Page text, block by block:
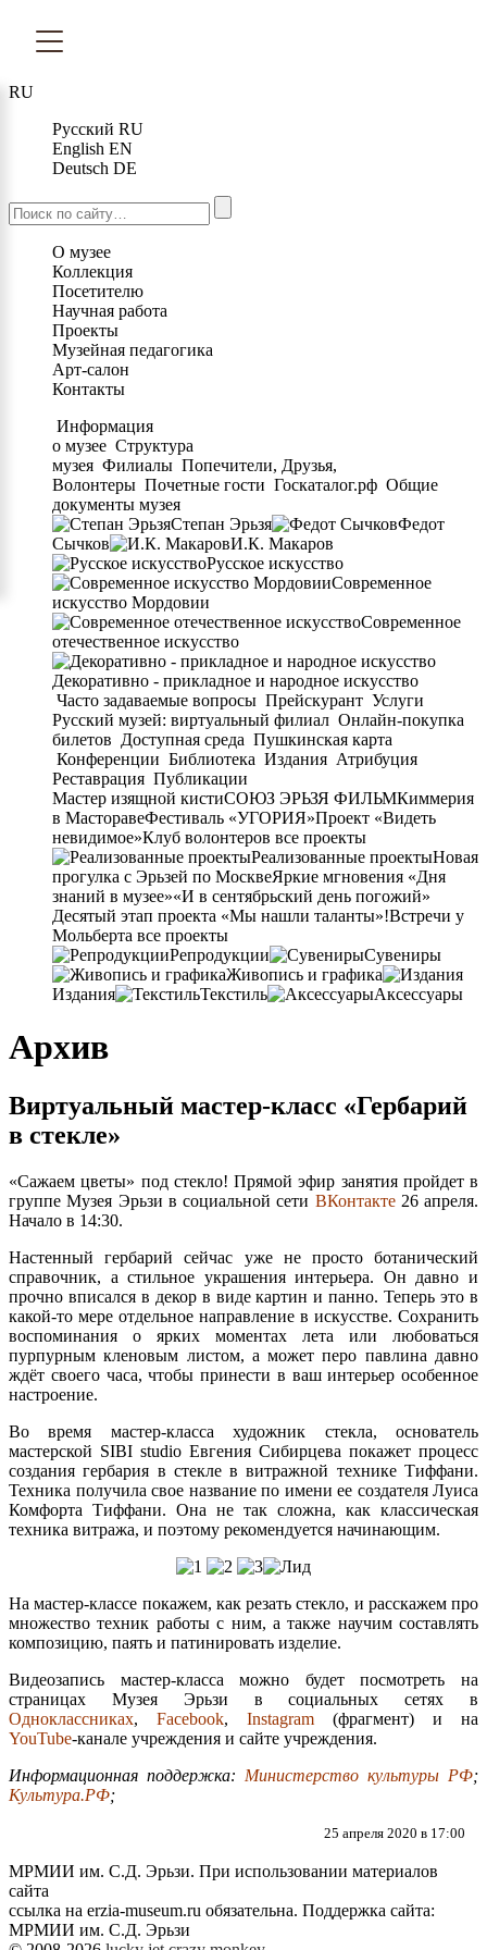
RU
Русский RU
English EN
Deutsch DE
О музее
Коллекция
Посетителю
Научная работа
Проекты
Музейная педагогика
Арт-салон
Контакты
Информация
о музее Структура
музея Филиалы Попечители, Друзья,
Волонтеры Почетные гости Госкаталог.рф Общие
документы музея
Степан Эрьзя
Федот
Сычков
И.К. Макаров
Русское искусство
Современное
искусство Мордовии
Современное
отечественное искусство
Декоративно - прикладное и народное искусство
Часто задаваемые вопросы Прейскурант Услуги
Русский музей: виртуальный филиал Онлайн-покупка
билетов Доступная среда Пушкинская карта
Конференции Библиотека Издания Атрибуция
Реставрация Публикации
Мастер изящной кистиСОЮЗ ЭРЬЗЯ ФИЛЬМКиммерия
в МасторавеФестиваль «УГОРИЯ»Проект «Видеть
невидимое»Клуб волонтеров все проекты
Реализованные проектыНовая
прогулка с Эрьзей по МосквеЯркие мгновения «Дня
знаний в музее»«И в сентябрьский день погожий»
Десятый этап проекта «Мы нашли таланты»!Встречи у
Мольберта все проекты
Репродукции
Сувениры
Живопись и графика
Издания
Текстиль Аксессуары
Архив
Виртуальный мастер-класс «Гербарий
в стекле»
«Сажаем цветы» под стекло! Прямой эфир занятия пройдет в
группе Музея Эрьзи в социальной сети ВКонтакте26 апреля.
Начало в 14:30.
Настенный гербарий сейчас уже не просто ботанический
справочник, а стильное украшения интерьера. Он давно и
прочно вписался в декор в виде картин и панно. Теперь это в
какой-то мере отдельное направление в искусстве. Сохранить
воспоминания о ярких моментах лета или любоваться
пурпурным кленовым листом, а может перо павлина давно
ждёт своего часа, чтобы принести в ваш интерьер особенное
настроение.
Во время мастер-класса художник стекла, основатель
мастерской SIBI studio Евгения Сибирцева покажет процесс
создания гербария в стекле в витражной технике Тиффани.
Техника получила свое название по имени ее создателя Луиса
Комфорта Тиффани. Она не так сложна, как классическая
техника витража, и поэтому рекомендуется начинающим.
На мастер-классе покажем, как резать стекло, и расскажем про
множество техник работы с ним, а также научим составлять
композицию, паять и патинировать изделие.
Видеозапись мастер-класса можно будет посмотреть на
страницах Музея Эрьзи в социальных сетях в
Одноклассниках, Facebook, Instagram (фрагмент) и на
YouTube-канале учреждения и сайте учреждения.
Информационная поддержка: Министерство культуры РФ;
Культура.РФ;
25 апреля 2020 в 17:00
МРМИИ им. С.Д. Эрьзи. При использовании материалов
сайта
ссылка на erzia-museum.ru обязательна. Поддержка сайта:
МРМИИ им. С.Д. Эрьзи